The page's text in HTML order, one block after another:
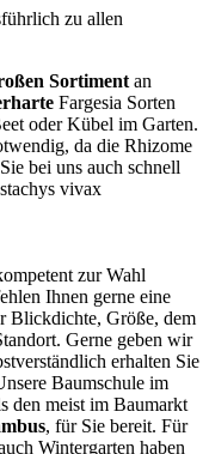
zu allen
Sortiment an
Fargesia Sorten
oder Kübel im Garten.
da die Rhizome
bei uns auch schnell
vivax
zur Wahl
Ihnen gerne eine
Blickdichte, Größe, dem
Gerne geben wir
erhalten Sie
Baumschule im
den meist im Baumarkt
, für Sie bereit. Für
Wintergarten haben